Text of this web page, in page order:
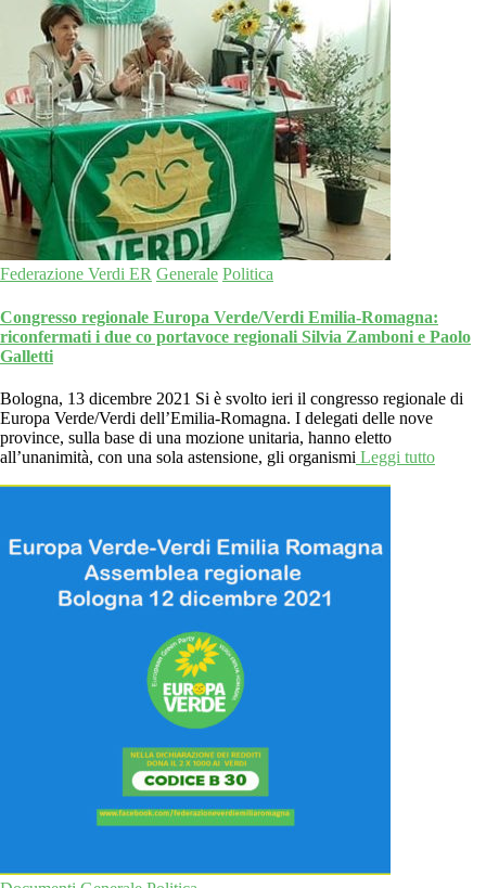
Federazione Verdi ER Generale Politica
Congresso regionale Europa Verde/Verdi Emilia-Romagna:
riconfermati i due co portavoce regionali Silvia Zamboni e Paolo
Galletti
Bologna, 13 dicembre 2021 Si è svolto ieri il congresso regionale di
Europa Verde/Verdi dell’Emilia-Romagna. I delegati delle nove
province, sulla base di una mozione unitaria, hanno eletto
all’unanimità, con una sola astensione, gli organismi Leggi tutto